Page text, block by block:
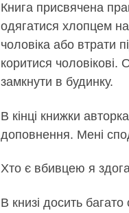
Книга присвячена
одягатися хлопцем
чоловіка або втрати
коритися чоловікові.
замкнути в будинку.
В кінці книжки
доповнення. Мені
Хто є вбивцею я
В книзі досить